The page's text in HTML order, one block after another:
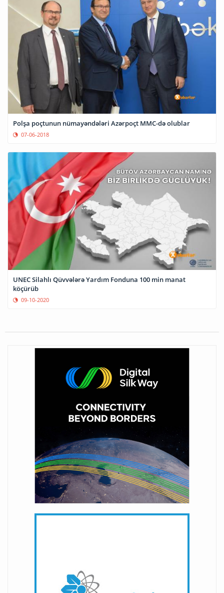
Polşa poçtunun nümayəndələri Azərpoçt MMC-də olublar
07-06-2018
UNEC Silahlı Qüvvələrə Yardım Fonduna 100 min manat
köçürüb
09-10-2020